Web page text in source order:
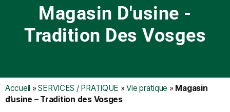
Magasin D'usine -
Tradition Des Vosges
Accueil »SERVICES / PRATIQUE »Vie pratique » Magasin
d’usine – Tradition des Vosges